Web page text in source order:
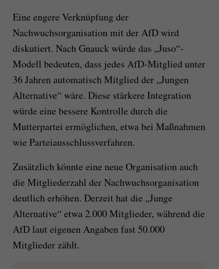
Eine engere Verknüpfung der
Nachwuchsorganisation mit der AfD wird
diskutiert. Nach Gnauck würde das „Juso“-
Modell bedeuten, dass jedes AfD-Mitglied unter
36 Jahren automatisch Mitglied der „Jungen
Alternative“ wäre. Diese stärkere Integration
würde eine bessere Kontrolle durch die
Mutterpartei ermöglichen, etwa bei Maßnahmen
wie Parteiausschlussverfahren.
Zusätzlich könnte eine neue Organisation auch
die Mitgliederzahl der Nachwuchsorganisation
deutlich erhöhen. Derzeit hat die „Junge
Alternative“ etwa 2.000 Mitglieder, während die
AfD laut eigenen Angaben fast 50.000
Mitglieder zählt.